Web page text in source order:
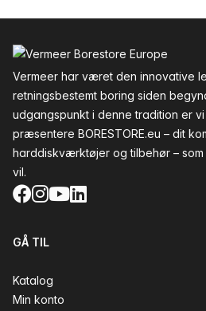
Vermeer har været den innovative
retningsbestemt boring siden
udgangspunkt i denne tradition er
præsentere BORESTORE.eu – dit
harddiskværktøjer og tilbehør –
vil.
Facebook
Instagram
YouTube
LinkedIn
GÅ TIL
Katalog
Min konto